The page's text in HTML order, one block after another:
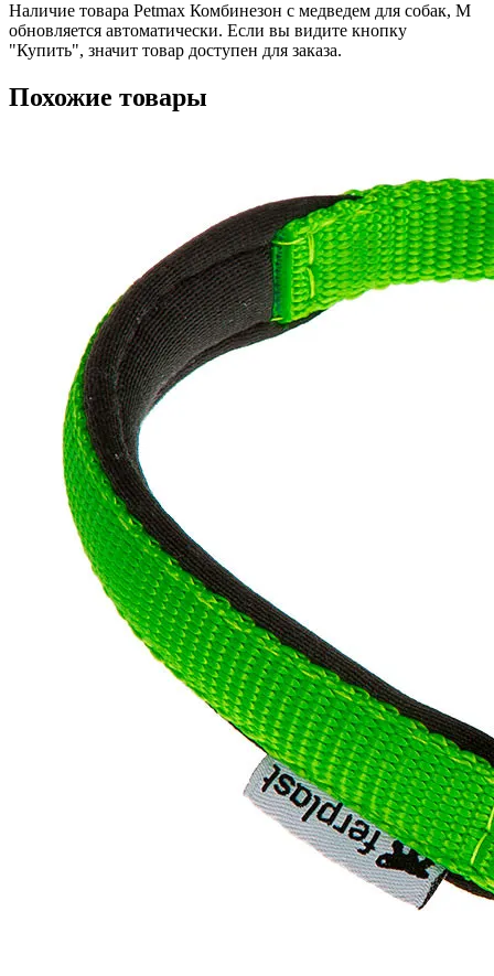
Наличие товара Petmax Комбинезон с медведем для собак, M
обновляется автоматически. Если вы видите кнопку
"Купить", значит товар доступен для заказа.
Похожие товары